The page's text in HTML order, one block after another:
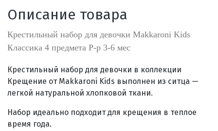
Описание товара
Крестильный набор для девочки Makkaroni Kids
Классика 4 предмета Р-р 3-6 мес
Крестильный набор для девочки в коллекции
Крещение от Makkaroni Kids выполнен из ситца —
легкой натуральной хлопковой ткани.
Набор идеально подходит для крещения в теплое
время года.